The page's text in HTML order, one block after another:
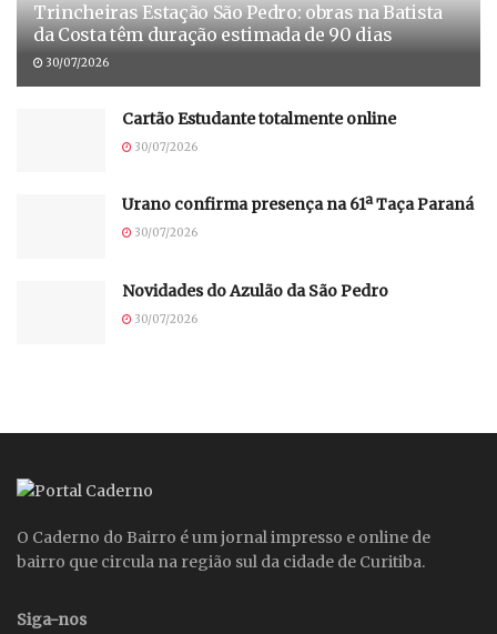
Trincheiras Estação São Pedro: obras na Batista
da Costa têm duração estimada de 90 dias
30/07/2026
Cartão Estudante totalmente online
30/07/2026
Urano confirma presença na 61ª Taça Paraná
30/07/2026
Novidades do Azulão da São Pedro
30/07/2026
O Caderno do Bairro é um jornal impresso e online de
bairro que circula na região sul da cidade de Curitiba.
Siga-nos